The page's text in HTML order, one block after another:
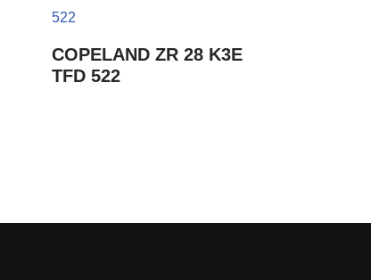
COPELAND ZR 28 K3E
TFD 522